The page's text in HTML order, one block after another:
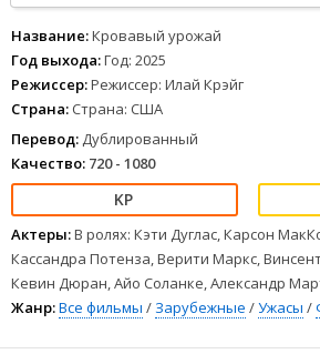
придется совершить невозможное, чтобы
1 234 5 6 78
Название:Кровавый урожай
Год выхода:Год: 2025
Режиссер:Режиссер: Илай Крэйг
Страна: Страна: США
Перевод: Дублированный
Качество: 720 - 1080
Актеры:В ролях: Кэти Дуглас, Карсон
Кассандра Потенза, Верити Маркс,
Кевин Дюран, Айо Соланке, Александр
Жанр:Все фильмы / Зарубежные /Ужасы /